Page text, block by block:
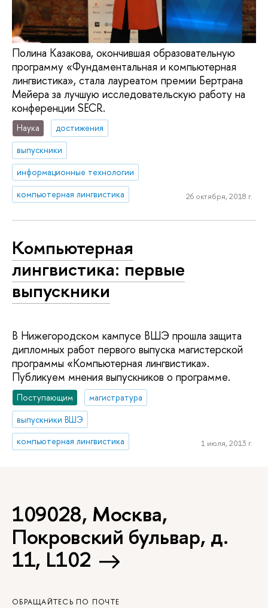
Полина Казакова, окончившая образовательную
программу «Фундаментальная и компьютерная
лингвистика», стала лауреатом премии Бертрана
Мейера за лучшую исследовательскую работу на
конференции SECR.
Наука
достижения
выпускники
информационные технологии
компьютерная лингвистика
26 октября, 2018 г.
Компьютерная
лингвистика: первые
выпускники
В Нижегородском кампусе ВШЭ прошла защита
дипломных работ первого выпуска магистерской
программы «Компьютерная лингвистика».
Публикуем мнения выпускников о программе.
Поступающим
магистратура
выпускники ВШЭ
компьютерная лингвистика
1 июля, 2013 г.
109028, Москва,
Покровский бульвар, д.
11, L102
ОБРАЩАЙТЕСЬ ПО ПОЧТЕ